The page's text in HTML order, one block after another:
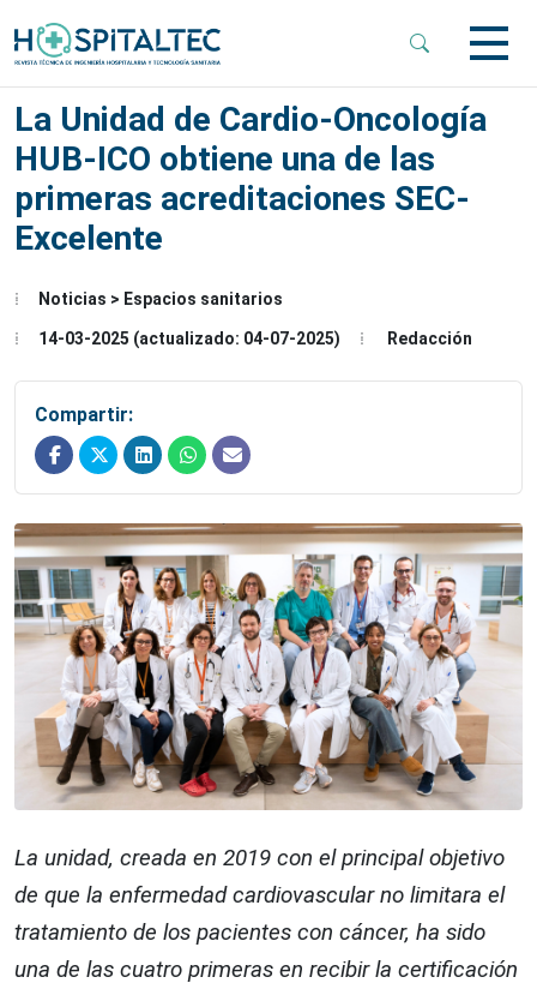
Menu
Menu
Menu
La Unidad de Cardio-Oncología
HUB-ICO obtiene una de las
primeras acreditaciones SEC-
Excelente
Noticias > Espacios sanitarios
14-03-2025 (actualizado: 04-07-2025) Redacción
Compartir:
La unidad, creada en 2019 con el principal objetivo
de que la enfermedad cardiovascular no limitara el
tratamiento de los pacientes con cáncer, ha sido
una de las cuatro primeras en recibir la certificación